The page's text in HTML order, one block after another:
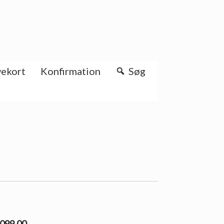
Konfirmation
Søg